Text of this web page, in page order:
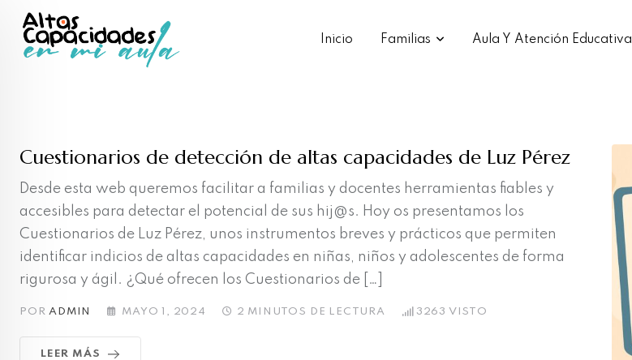
Skip
content
Inicio Familias Aula Y Atención Educativa
Cuestionarios de detección de altas capacidades de Luz Pérez
Desde esta web queremos facilitar a familias y docentes herramientas fiables y
accesibles para detectar el potencial de sus hij@s. Hoy os presentamos los
Cuestionarios de Luz Pérez, unos instrumentos breves y prácticos que permiten
identificar indicios de altas capacidades en niñas, niños y adolescentes de forma
rigurosa y ágil. ¿Qué ofrecen los Cuestionarios de […]
PORADMIN MAYO 1, 2024 2 MINUTOS DE LECTURA 3263 VISTO
LEER MÁS